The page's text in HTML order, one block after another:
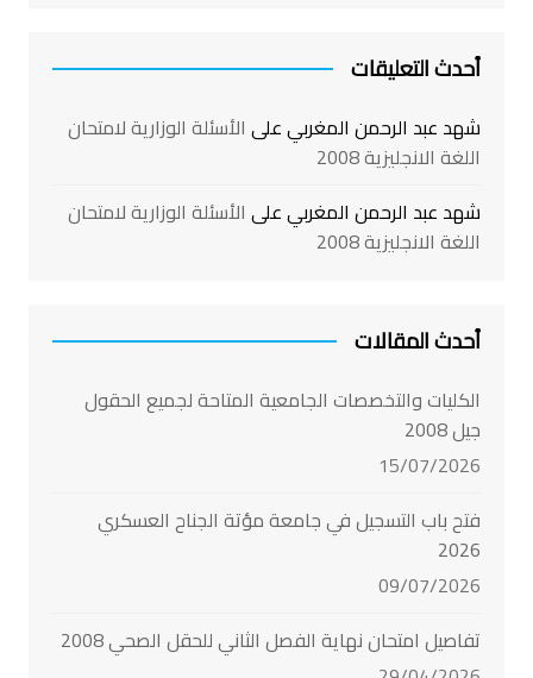
أحدث التعليقات
شهد عبد الرحمن المغربيعلى الأسئلة الوزارية لامتحان
اللغة الانجليزية 2008
شهد عبد الرحمن المغربيعلى الأسئلة الوزارية لامتحان
اللغة الانجليزية 2008
أحدث المقالات
الكليات والتخصصات الجامعية المتاحة لجميع الحقول
جيل 2008
15/07/2026
فتح باب التسجيل في جامعة مؤتة الجناح العسكري
2026
09/07/2026
تفاصيل امتحان نهاية الفصل الثاني للحقل الصحي 2008